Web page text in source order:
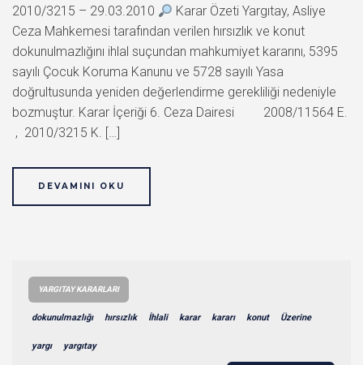
2010/3215 – 29.03.2010
Karar Özeti Yargıtay, Asliye
Ceza Mahkemesi tarafından verilen hırsızlık ve konut
dokunulmazlığını ihlal suçundan mahkumiyet kararını, 5395
sayılı Çocuk Koruma Kanunu ve 5728 sayılı Yasa
doğrultusunda yeniden değerlendirme gerekliliği nedeniyle
bozmuştur. Karar İçeriği 6. Ceza Dairesi 2008/11564 E.
, 2010/3215 K. […]
DEVAMINI OKU
YARGITAY KARARLARI
dokunulmazlığı hırsızlık İhlali karar kararı konut Üzerine
yargı yargıtay